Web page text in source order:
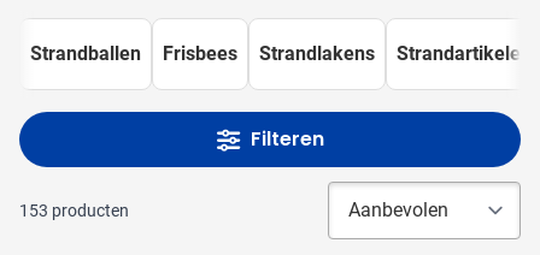
Strandballen Frisbees Strandlakens Strandartikelen
Filteren
153 producten